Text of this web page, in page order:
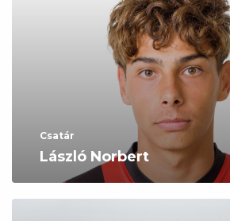
Csatár
László Norbert